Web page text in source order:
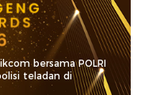
bersama POLRI
teladan di